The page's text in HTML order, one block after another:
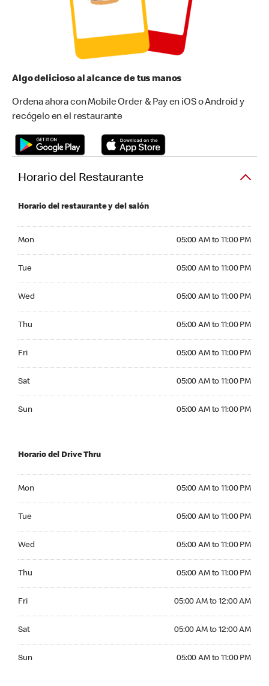
Algo delicioso al alcance de tus manos
Ordena ahora con Mobile Order & Pay en iOS o Android y
recógelo en el restaurante
Horario del Restaurante
Horario del restaurante y del salón
Mon 05:00 AM to 11:00 PM
Tue 05:00 AM to 11:00 PM
Wed 05:00 AM to 11:00 PM
Thu 05:00 AM to 11:00 PM
Fri 05:00 AM to 11:00 PM
Sat 05:00 AM to 11:00 PM
Sun 05:00 AM to 11:00 PM
Horario del Drive Thru
Mon 05:00 AM to 11:00 PM
Tue 05:00 AM to 11:00 PM
Wed 05:00 AM to 11:00 PM
Thu 05:00 AM to 11:00 PM
Fri 05:00 AM to 12:00 AM
Sat 05:00 AM to 12:00 AM
Sun 05:00 AM to 11:00 PM